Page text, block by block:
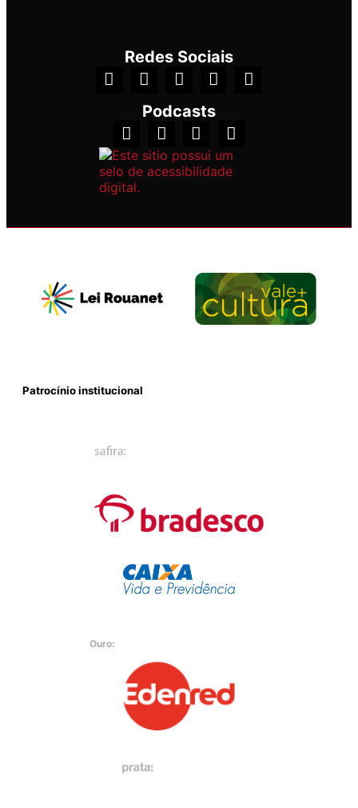
Redes Sociais
Podcasts
Patrocínio institucional
Ouro: